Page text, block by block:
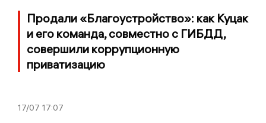
Продали «Благоустройство»: как Куцак
и его команда, совместно с ГИБДД,
совершили коррупционную
приватизацию
17/07 17:07